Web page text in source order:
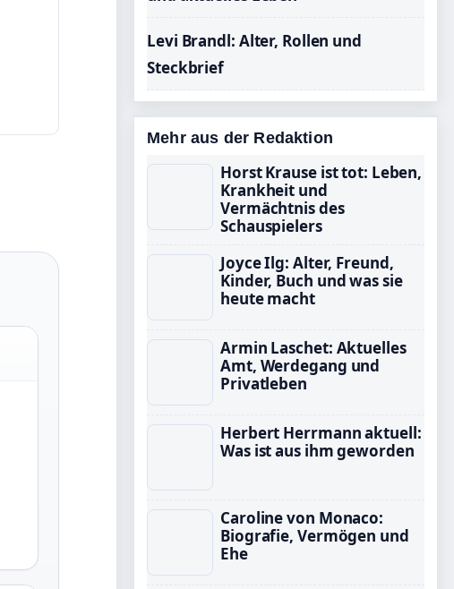
Levi Brandl: Alter, Rollen und
Steckbrief
Mehr aus der Redaktion
Horst Krause ist tot: Leben,
Krankheit und
Vermächtnis des
Schauspielers
Joyce Ilg: Alter, Freund,
Kinder, Buch und was sie
heute macht
Armin Laschet: Aktuelles
Amt, Werdegang und
Privatleben
Herbert Herrmann aktuell:
Was ist aus ihm geworden
Caroline von Monaco:
Biografie, Vermögen und
Ehe